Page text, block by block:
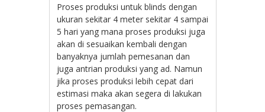
Proses produksi untuk blinds dengan
ukuran sekitar 4 meter sekitar 4 sampai
5 hari yang mana proses produksi juga
akan di sesuaikan kembali dengan
banyaknya jumlah pemesanan dan
juga antrian produksi yang ad. Namun
jika proses produksi lebih cepat dari
estimasi maka akan segera di lakukan
proses pemasangan.